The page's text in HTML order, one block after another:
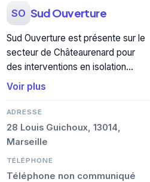
SO Sud Ouverture
Sud Ouverture est présente sur le
secteur de Châteaurenard pour
des interventions en isolation
thermique intérieure. Elle peut être
sollicitée pour un devis en isolation
thermique intérieure.
Voir plus
ADRESSE
28 Louis Guichoux, 13014,
Marseille
TÉLÉPHONE
Téléphone non communiqué